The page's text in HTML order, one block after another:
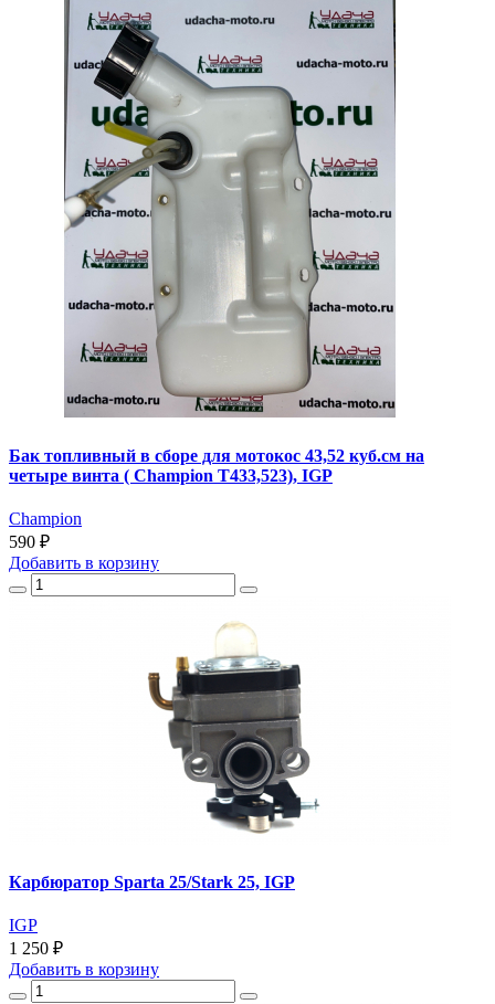
Бак топливный в сборе для мотокос 43,52 куб.см на
четыре винта ( Champion T433,523), IGP
Champion
590 ₽
Добавить в корзину
Карбюратор Sparta 25/Stark 25, IGP
IGP
1 250 ₽
Добавить в корзину